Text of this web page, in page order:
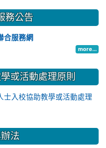
務公告
合服務網
more...
或活動處理原則
士入校協助教學或活動處理
法